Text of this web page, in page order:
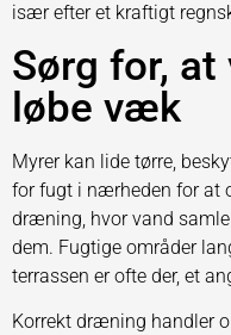
især efter et kraftigt
Sørg for, at
løbe væk
Myrer kan lide tørre,
for fugt i nærheden for at
dræning, hvor vand
dem. Fugtige områder
terrassen er ofte der, et
Korrekt dræning handler